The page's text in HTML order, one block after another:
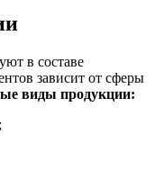
в составе
зависит от сферы
виды продукции: